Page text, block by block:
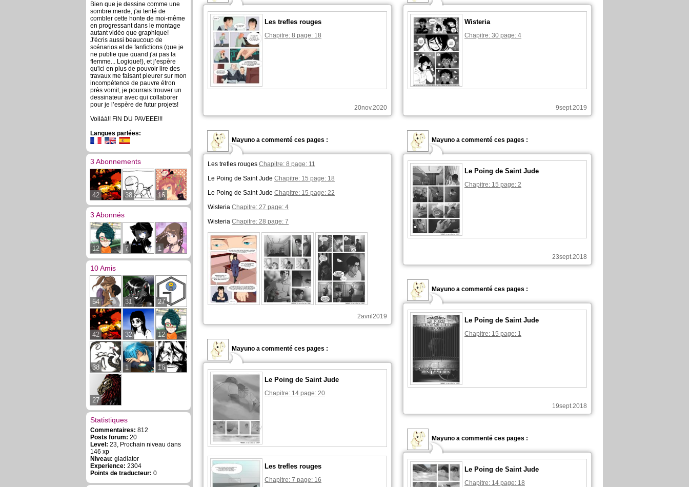
Bien que je dessine comme une
sombre merde, j'ai tenté de
combler cette honte de moi-même
en progressant dans le montage
autant vidéo que graphique!
J'écris aussi beaucoup de
scénarios et de fanfictions (que je
ne publie que quand j'ai pas la
flemme... Logique!), et j’espère
qu'ici en plus de pouvoir lire des
travaux me faisant pleurer sur mon
incompétence de pauvre étron
près vomit, je pourrais trouver un
dessinateur avec qui collaborer
pour je l’espère de futur projets!
Voilàà!! FIN DU PAVEEE!!!
Langues parlées:
3 Abonnements
42 38 16
3 Abonnés
12 7 1
10 Amis
54 31 27
42 32 12
38 1 16
27
Statistiques
Commentaires: 812
Posts forum: 20
Level: 23, Prochain niveau dans
146 xp
Niveau: gladiator
Experience: 2304
Points de traducteur: 0
Les trefles rouges
Chapitre: 8 page: 18
20nov.2020
Wisteria
Chapitre: 30 page: 4
9sept.2019
Mayuno a commenté ces pages :
Les trefles rouges Chapitre: 8 page: 11
Le Poing de Saint Jude Chapitre: 15 page: 18
Le Poing de Saint Jude Chapitre: 15 page: 22
Wisteria Chapitre: 27 page: 4
Wisteria Chapitre: 28 page: 7
2avril2019
Mayuno a commenté ces pages :
Le Poing de Saint Jude
Chapitre: 15 page: 2
23sept.2018
Mayuno a commenté ces pages :
Le Poing de Saint Jude
Chapitre: 15 page: 1
19sept.2018
Mayuno a commenté ces pages :
Le Poing de Saint Jude
Chapitre: 14 page: 20
Les trefles rouges
Chapitre: 7 page: 16
Mayuno a commenté ces pages :
Le Poing de Saint Jude
Chapitre: 14 page: 18